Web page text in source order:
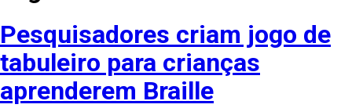
Pesquisadores criam jogo de
tabuleiro para crianças
aprenderem Braille